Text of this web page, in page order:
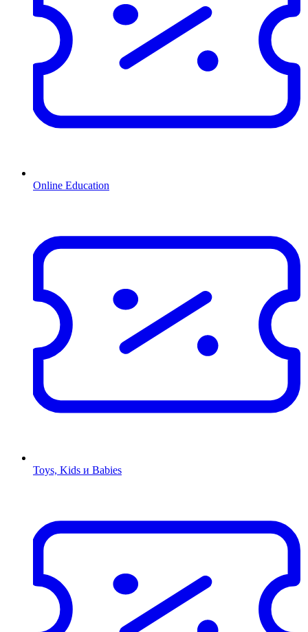
Online Education
Toys, Kids и Babies